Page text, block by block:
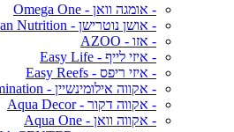
- אומגה וואן - Omega One
- אושן נוטרישן - Ocean Nutrition
- אזו - AZOO
- איזי לייף - Easy Life
- איזי ריפס - Easy Reefs
- אקווה אילומינשיין - AI Aqua Illumination
- אקווה דקור - Aqua Decor
- אקווה וואן - Aqua One